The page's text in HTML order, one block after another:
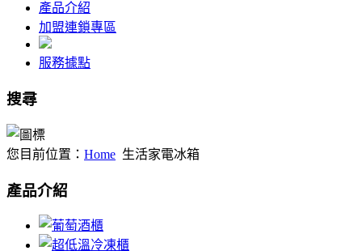
產品介紹
加盟連鎖專區
服務據點
搜尋
您目前位置： Home 生活家電冰箱
產品介紹